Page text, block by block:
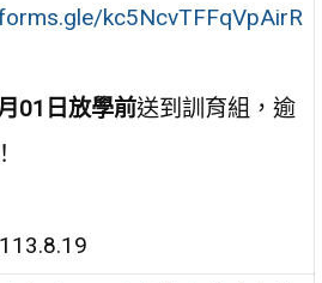
kc5NcvTFFqVpAirR
01日放學前送到訓育組，逾